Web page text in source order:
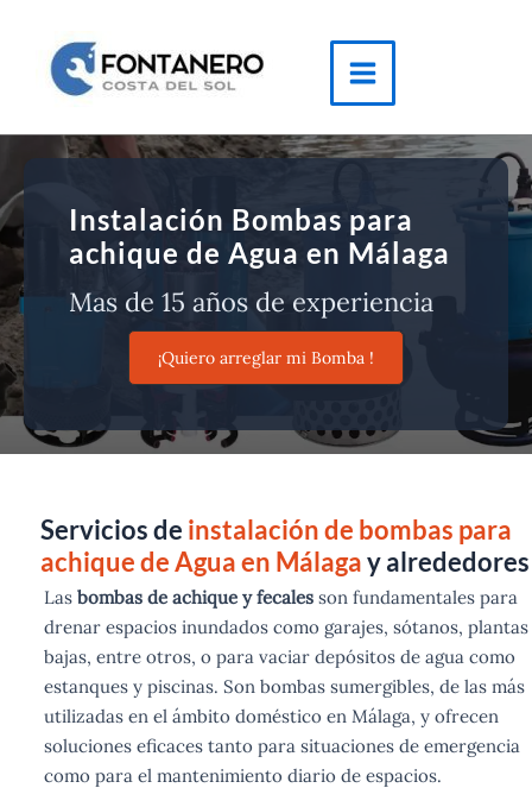
contenido
Main
Menu
Instalación Bombas para
achique de Agua en Málaga
Mas de 15 años de experiencia
¡Quiero arreglar mi Bomba !
Servicios de instalación de bombas para
achique de Agua en Málagay alrededores
Las bombas de achique y fecales son fundamentales para
drenar espacios inundados como garajes, sótanos, plantas
bajas, entre otros, o para vaciar depósitos de agua como
estanques y piscinas. Son bombas sumergibles, de las más
utilizadas en el ámbito doméstico en Málaga, y ofrecen
soluciones eficaces tanto para situaciones de emergencia
como para el mantenimiento diario de espacios.